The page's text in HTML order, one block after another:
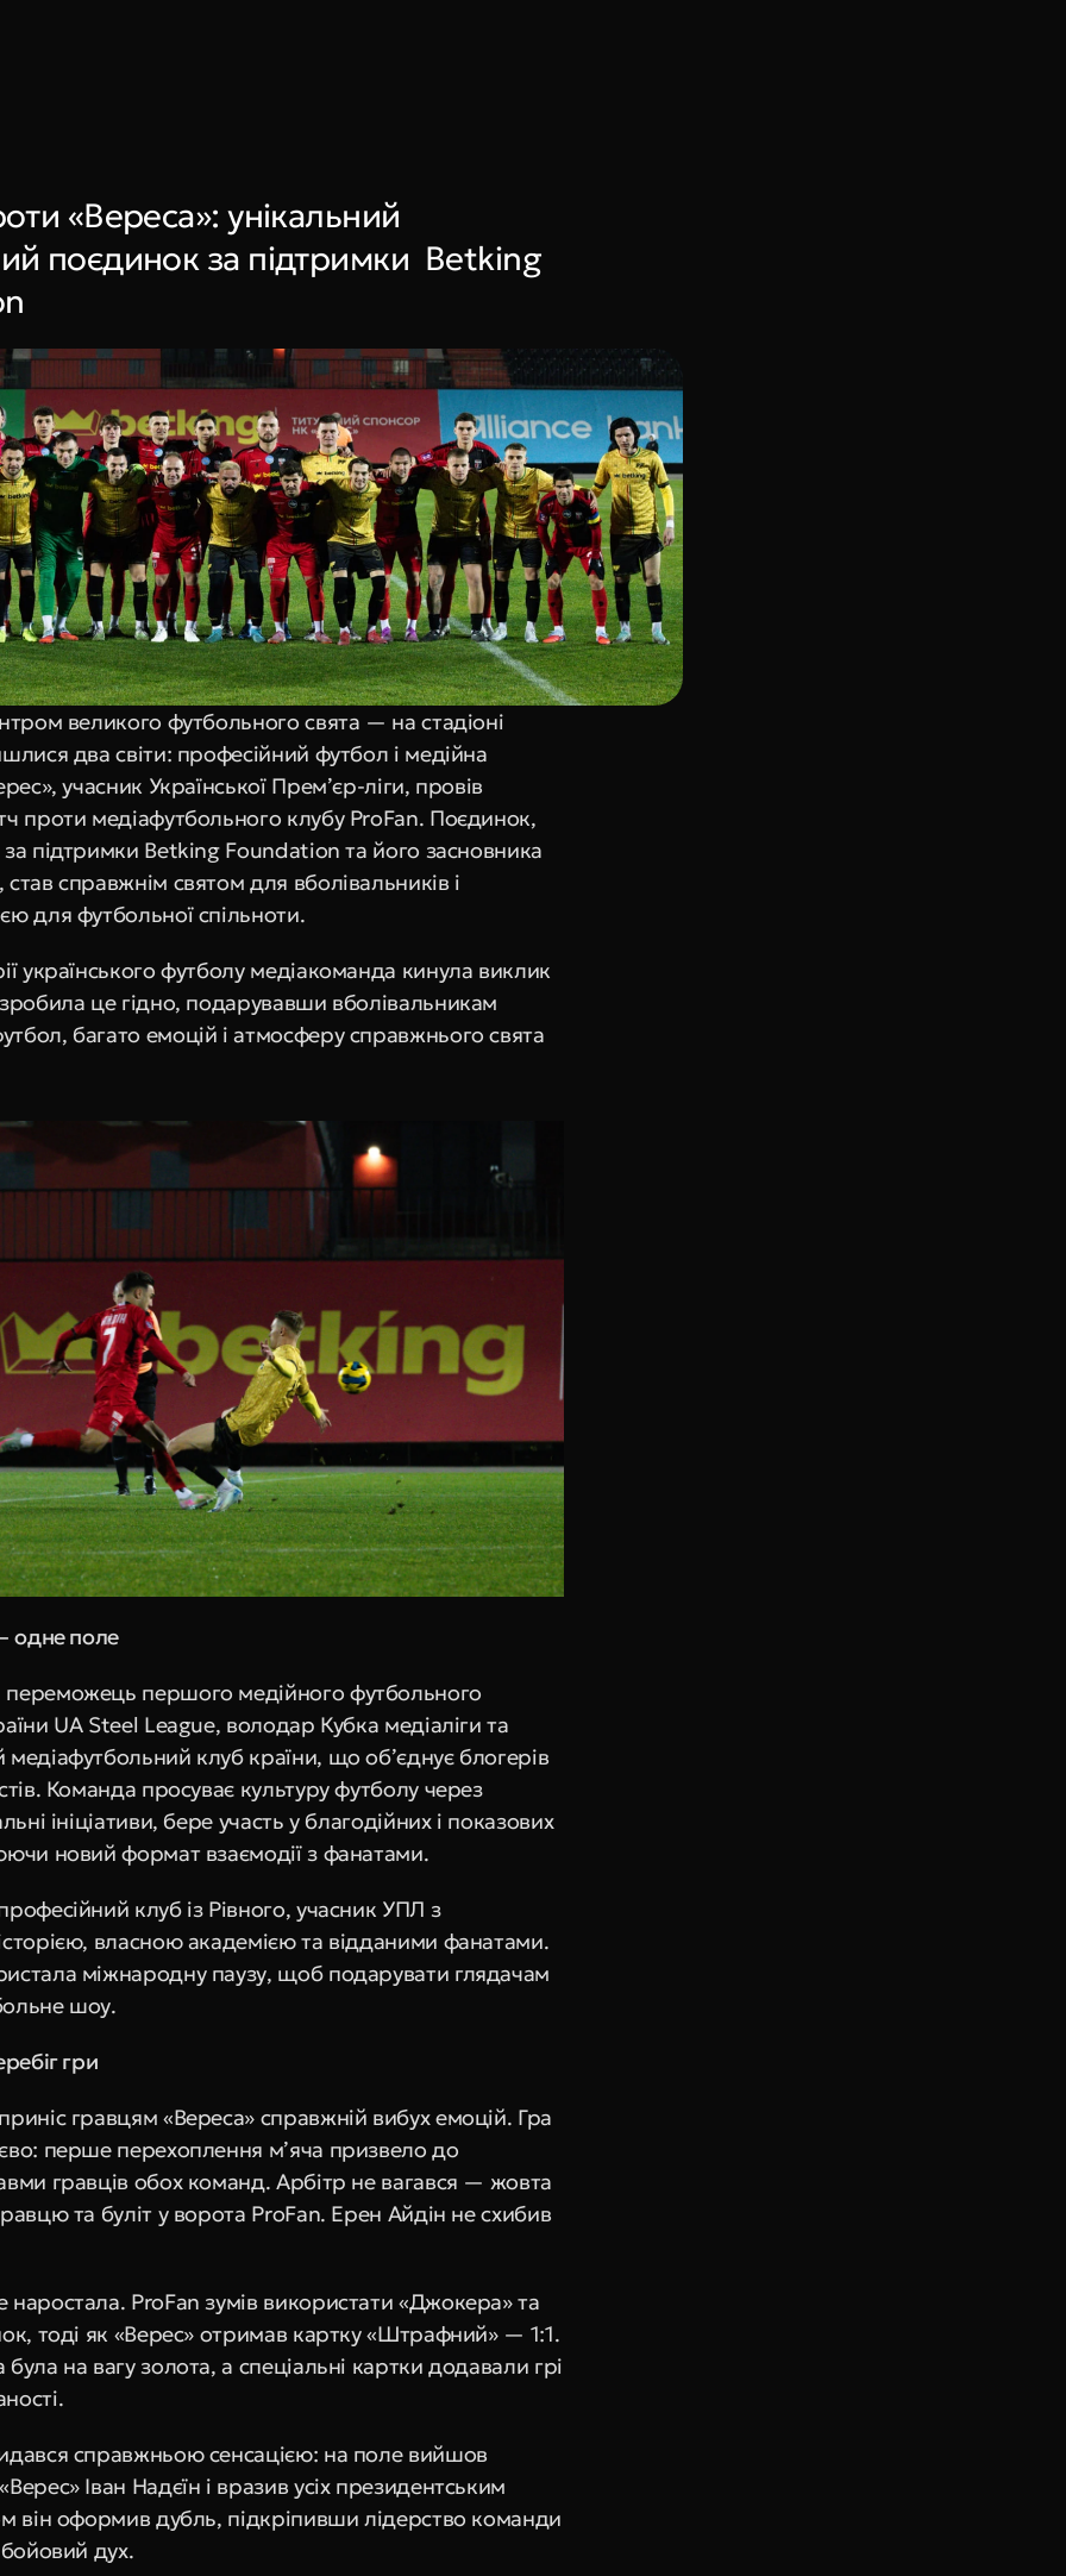
«Вереса»: унікальний
поєдинок за підтримки  Betking
великого футбольного свята — на стадіоні
два світи: професійний футбол і медійна
учасник Української Прем’єр-ліги, провів
проти медіафутбольного клубу ProFan. Поєдинок,
за підтримки Betking Foundation та його засновника
справжнім святом для вболівальників і
для футбольної спільноти.
українського футболу медіакоманда кинула виклик
це гідно, подарувавши вболівальникам
багато емоцій і атмосферу справжнього свята
одне поле
першого медійного футбольного
UA Steel League, володар Кубка медіаліги та
медіафутбольний клуб країни, що об’єднує блогерів
Команда просуває культуру футболу через
ініціативи, бере участь у благодійних і показових
новий формат взаємодії з фанатами.
клуб із Рівного, учасник УПЛ з
власною академією та відданими фанатами.
міжнародну паузу, щоб подарувати глядачам
шоу.
гри
гравцям «Вереса» справжній вибух емоцій. Гра
перше перехоплення м’яча призвело до
гравців обох команд. Арбітр не вагався — жовта
та буліт у ворота ProFan. Ерен Айдін не схибив
ProFan зумів використати «Джокера» та
тоді як «Верес» отримав картку «Штрафний» — 1:1.
на вагу золота, а спеціальні картки додавали грі
справжньою сенсацією: на поле вийшов
Іван Надєїн і вразив усіх президентським
він оформив дубль, підкріпивши лідерство команди
дух.